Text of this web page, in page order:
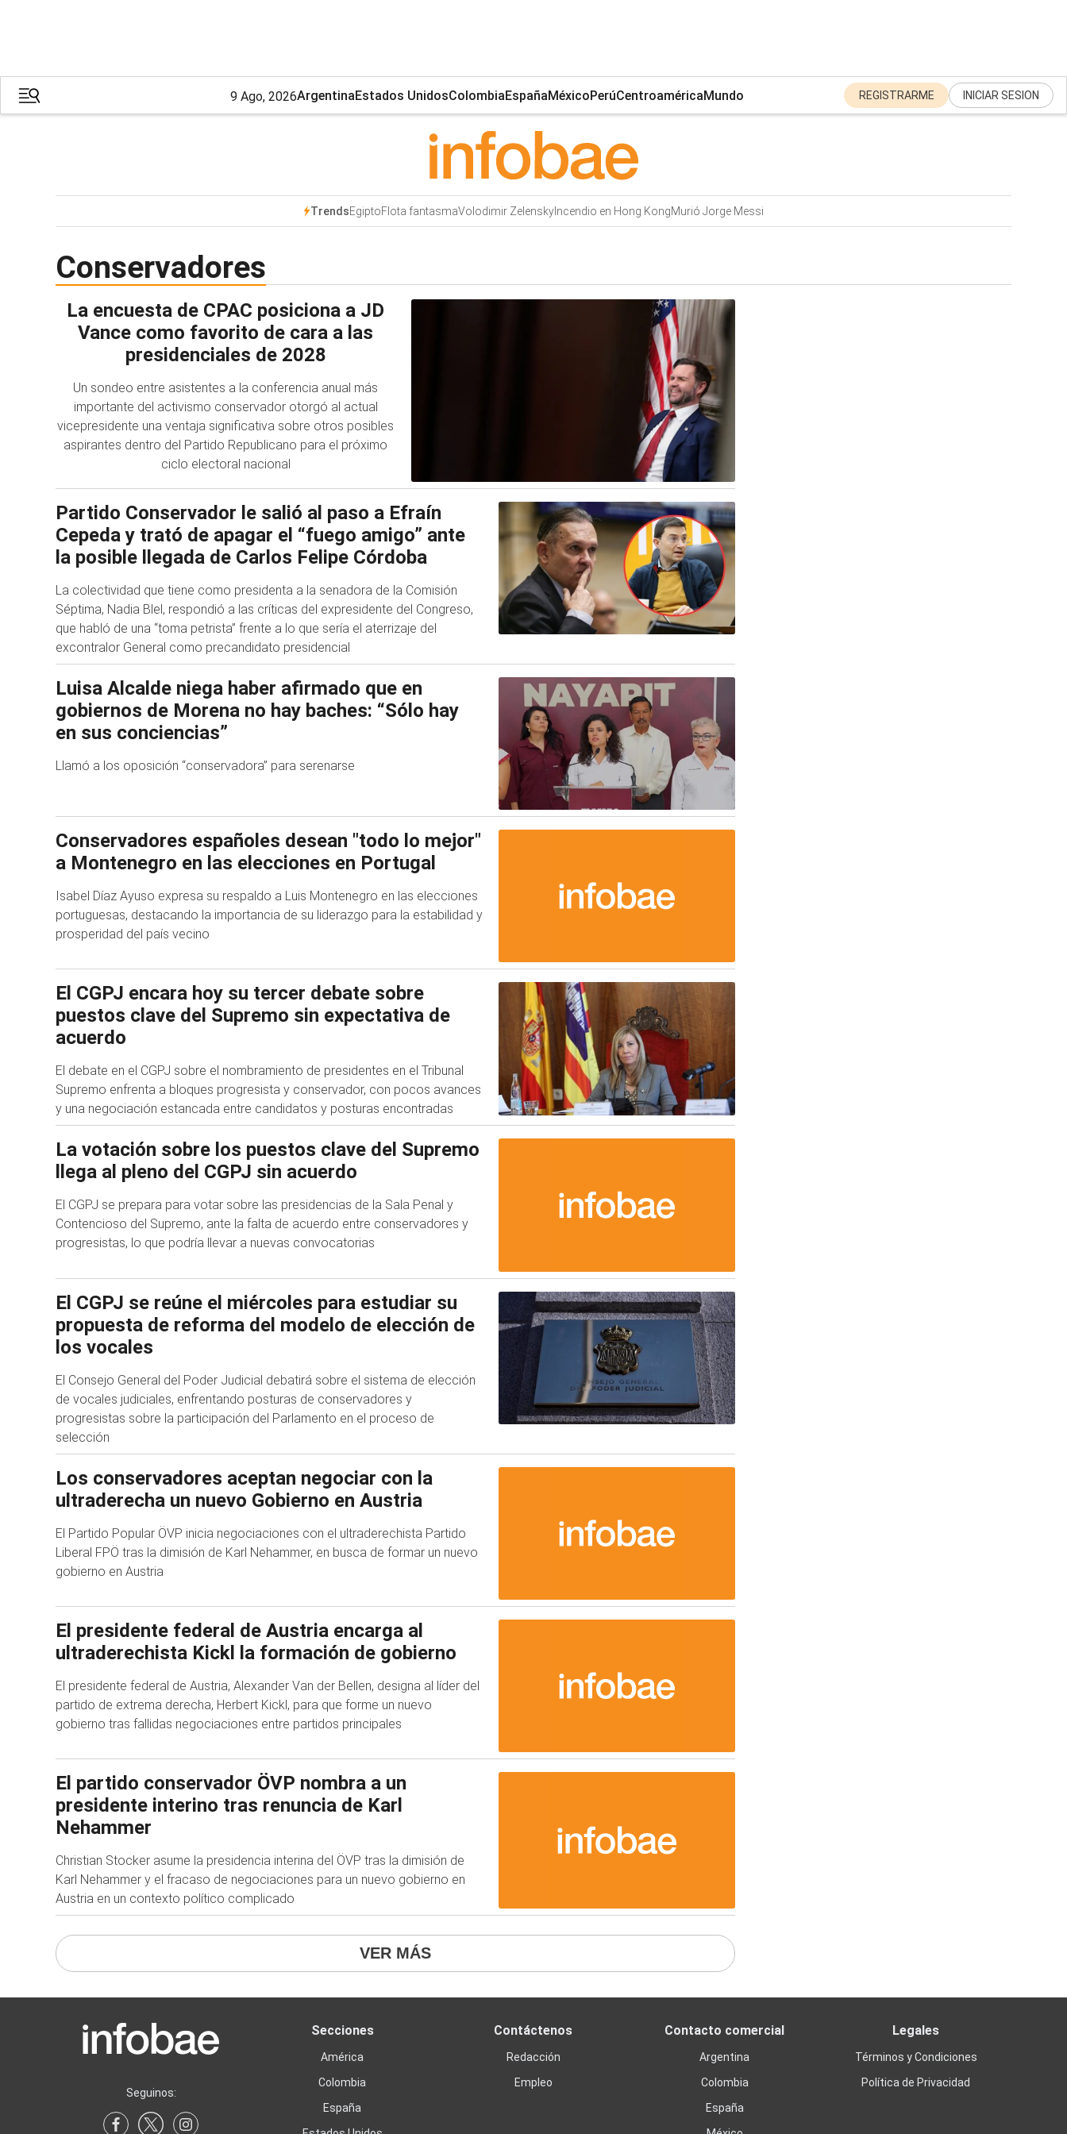
9 Ago, 2026ArgentinaEstados UnidosColombiaEspañaMéxicoPerúCentroaméricaMundo REGISTRARME INICIAR SESION
TrendsEgiptoFlota fantasmaVolodimir ZelenskyIncendio en Hong KongMurió Jorge Messi
Conservadores
La encuesta de CPAC posiciona a JD
Vance como favorito de cara a las
presidenciales de 2028
Un sondeo entre asistentes a la conferencia anual más
importante del activismo conservador otorgó al actual
vicepresidente una ventaja significativa sobre otros posibles
aspirantes dentro del Partido Republicano para el próximo
ciclo electoral nacional
Partido Conservador le salió al paso a Efraín
Cepeda y trató de apagar el “fuego amigo” ante
la posible llegada de Carlos Felipe Córdoba
La colectividad que tiene como presidenta a la senadora de la Comisión
Séptima, Nadia Blel, respondió a las críticas del expresidente del Congreso,
que habló de una “toma petrista” frente a lo que sería el aterrizaje del
excontralor General como precandidato presidencial
Luisa Alcalde niega haber afirmado que en
gobiernos de Morena no hay baches: “Sólo hay
en sus conciencias”
Llamó a los oposición “conservadora” para serenarse
Conservadores españoles desean "todo lo mejor"
a Montenegro en las elecciones en Portugal
Isabel Díaz Ayuso expresa su respaldo a Luis Montenegro en las elecciones
portuguesas, destacando la importancia de su liderazgo para la estabilidad y
prosperidad del país vecino
El CGPJ encara hoy su tercer debate sobre
puestos clave del Supremo sin expectativa de
acuerdo
El debate en el CGPJ sobre el nombramiento de presidentes en el Tribunal
Supremo enfrenta a bloques progresista y conservador, con pocos avances
y una negociación estancada entre candidatos y posturas encontradas
La votación sobre los puestos clave del Supremo
llega al pleno del CGPJ sin acuerdo
El CGPJ se prepara para votar sobre las presidencias de la Sala Penal y
Contencioso del Supremo, ante la falta de acuerdo entre conservadores y
progresistas, lo que podría llevar a nuevas convocatorias
El CGPJ se reúne el miércoles para estudiar su
propuesta de reforma del modelo de elección de
los vocales
El Consejo General del Poder Judicial debatirá sobre el sistema de elección
de vocales judiciales, enfrentando posturas de conservadores y
progresistas sobre la participación del Parlamento en el proceso de
selección
Los conservadores aceptan negociar con la
ultraderecha un nuevo Gobierno en Austria
El Partido Popular ÖVP inicia negociaciones con el ultraderechista Partido
Liberal FPÖ tras la dimisión de Karl Nehammer, en busca de formar un nuevo
gobierno en Austria
El presidente federal de Austria encarga al
ultraderechista Kickl la formación de gobierno
El presidente federal de Austria, Alexander Van der Bellen, designa al líder del
partido de extrema derecha, Herbert Kickl, para que forme un nuevo
gobierno tras fallidas negociaciones entre partidos principales
El partido conservador ÖVP nombra a un
presidente interino tras renuncia de Karl
Nehammer
Christian Stocker asume la presidencia interina del ÖVP tras la dimisión de
Karl Nehammer y el fracaso de negociaciones para un nuevo gobierno en
Austria en un contexto político complicado
VER MÁS
Seguinos:
Secciones
América
Colombia
España
Contáctenos
Redacción
Empleo
Contacto comercial
Argentina
Colombia
España
Legales
Términos y Condiciones
Política de Privacidad